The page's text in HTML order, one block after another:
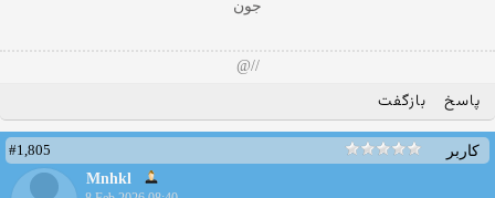
جون
//@
پاسخ بازگفت
کاربر
#1,805
Mnhkl